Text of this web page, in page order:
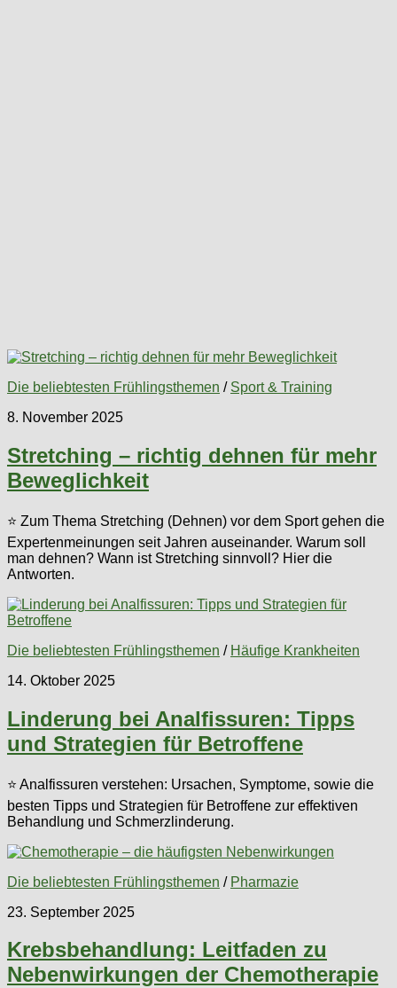
Die beliebtesten Frühlingsthemen / Sport & Training
8. November 2025
Stretching – richtig dehnen für mehr
Beweglichkeit
⭐ Zum Thema Stretching (Dehnen) vor dem Sport gehen die
Expertenmeinungen seit Jahren auseinander. Warum soll
man dehnen? Wann ist Stretching sinnvoll? Hier die
Antworten.
Die beliebtesten Frühlingsthemen / Häufige Krankheiten
14. Oktober 2025
Linderung bei Analfissuren: Tipps
und Strategien für Betroffene
⭐ Analfissuren verstehen: Ursachen, Symptome, sowie die
besten Tipps und Strategien für Betroffene zur effektiven
Behandlung und Schmerzlinderung.
Die beliebtesten Frühlingsthemen / Pharmazie
23. September 2025
Krebsbehandlung: Leitfaden zu
Nebenwirkungen der Chemotherapie